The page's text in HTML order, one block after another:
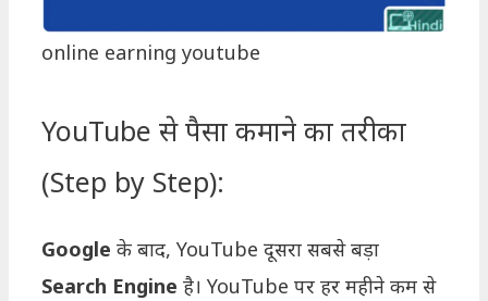
online earning youtube
YouTube से पैसा कमाने का तरीका
(Step by Step):
Google के बाद, YouTube दूसरा सबसे बड़ा
Search Engine है। YouTube पर हर महीने कम से